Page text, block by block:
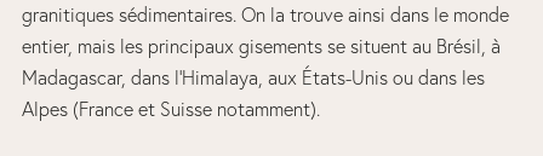
granitiques sédimentaires. On la trouve ainsi dans le monde
entier, mais les principaux gisements se situent au Brésil, à
Madagascar, dans l’Himalaya, aux États-Unis ou dans les
Alpes (France et Suisse notamment).